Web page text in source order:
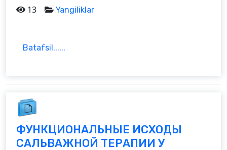
13 Yangiliklar
Batafsil......
ФУНКЦИОНАЛЬНЫЕ ИСХОДЫ
САЛЬВАЖНОЙ ТЕРАПИИ У